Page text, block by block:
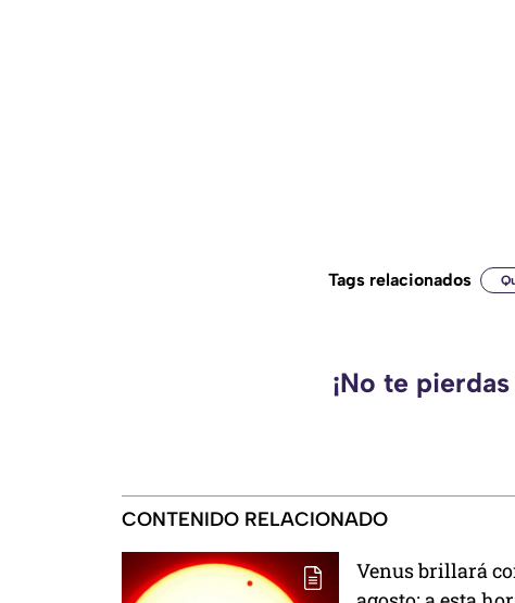
Tags relacionados
¡No te
CONTENIDO RELACIONADO
Venus brillará